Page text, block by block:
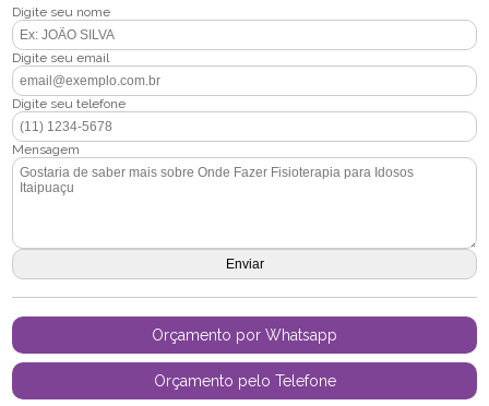
Digite seu nome
Digite seu email
Digite seu telefone
Mensagem
Orçamento por Whatsapp
Orçamento pelo Telefone